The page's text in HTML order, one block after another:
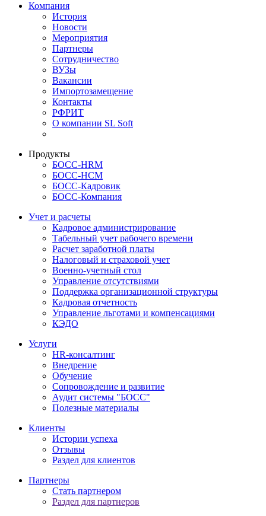
Компания
История
Новости
Мероприятия
Партнеры
Сотрудничество
ВУЗы
Вакансии
Импортозамещение
Контакты
РФРИТ
О компании SL Soft
Продукты
БОСС-HRM
БОСС-HCM
БОСС-Кадровик
БОСС-Компания
Учет и расчеты
Кадровое администрирование
Табельный учет рабочего времени
Расчет заработной платы
Налоговый и страховой учет
Военно-учетный стол
Управление отсутствиями
Поддержка организационной структуры
Кадровая отчетность
Управление льготами и компенсациями
КЭДО
Услуги
HR-консалтинг
Внедрение
Обучение
Сопровождение и развитие
Аудит системы "БОСС"
Полезные материалы
Клиенты
Истории успеха
Отзывы
Раздел для клиентов
Партнеры
Стать партнером
Раздел для партнеров